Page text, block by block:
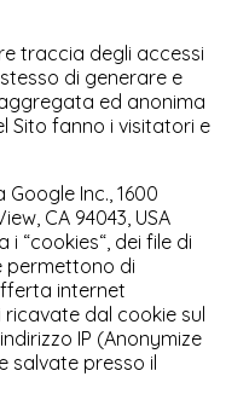
traccia degli accessi
di generare e
ed anonima
Sito fanno i visitatori e
Inc., 1600
CA 94043, USA
i “cookies“, dei file di
permettono di
internet
dal cookie sul
IP (Anonymize
salvate presso il